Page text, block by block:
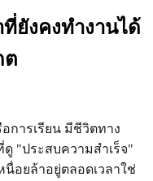
ยังคงทำงานได้
ต
การเรียน มีชีวิตทาง
"ประสบความสำเร็จ"
อยล้าอยู่ตลอดเวลาใช่